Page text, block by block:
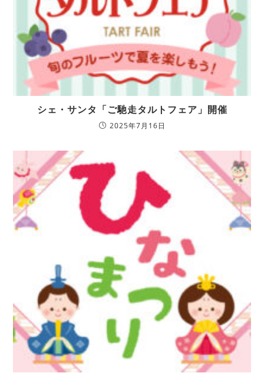
シェ・サンタ「ご馳走タルトフェア」開催
2025年7月16日